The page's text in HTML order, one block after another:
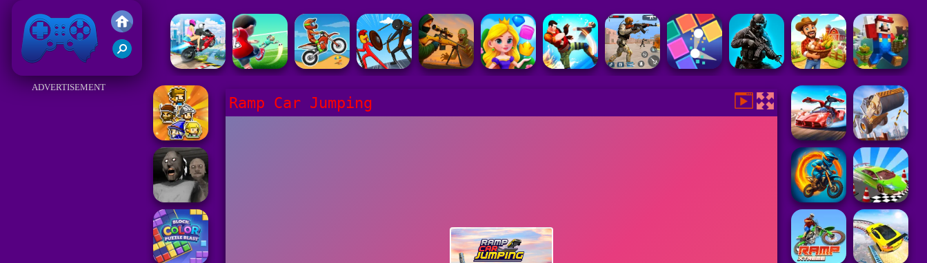
Juegos Friv 2017
ADVERTISEMENT
Ramp Car Jumping